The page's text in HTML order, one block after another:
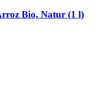
Bio, Natur (1 l)